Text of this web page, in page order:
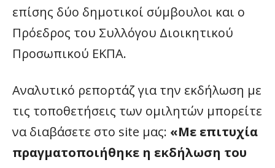
επίσης δύο δημοτικοί σύμβουλοι και ο
Πρόεδρος του Συλλόγου Διοικητικού
Προσωπικού ΕΚΠΑ.
Αναλυτικό ρεπορτάζ για την εκδήλωση με
τις τοποθετήσεις των ομιλητών μπορείτε
να διαβάσετε στο site μας: «Με επιτυχία
πραγματοποιήθηκε η εκδήλωση του